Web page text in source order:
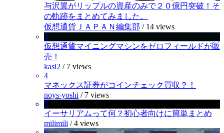
与沢翼がリップルの資産のみで２０億円突破！そ
の軌跡をまとめてみました。
仮想通貨ＪＡＰＡＮ編集部 / 14 views
3
仮想通貨マイニングマシンをゼロフィールドが販
売！
kasi2 / 7 views
4
マネックス証券がコインチェック買収？！
noys-yoshi / 7 views
5
イーサリアムって何？初心者向けに簡単まとめ
milimili /4 views